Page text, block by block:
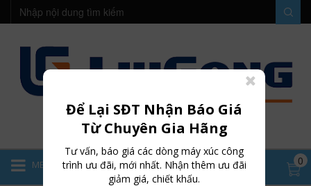
MENU 0
Để Lại SĐT Nhận Báo Giá
Từ Chuyên Gia Hãng
Tư vấn, báo giá các dòng máy xúc công
trình ưu đãi, mới nhất. Nhận thêm ưu đãi
giảm giá, chiết khấu.